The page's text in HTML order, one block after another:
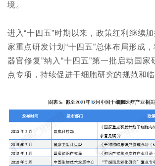
境。
进入“十四五”时期以来，政策红利继续
家重点研发计划“十四五”总体布局形成
器官修复”纳入“十四五”第一批启动国家
点专项，持续促进干细胞研究的规范和临